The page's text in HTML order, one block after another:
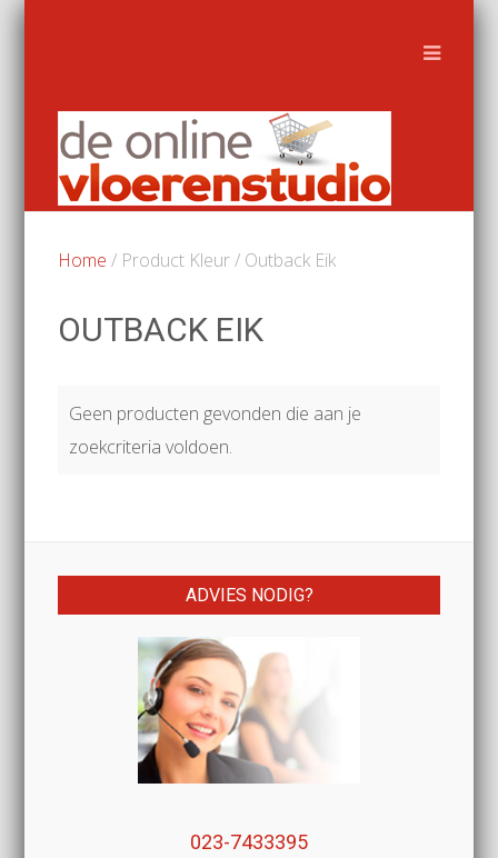
Home / Product Kleur / Outback Eik
OUTBACK EIK
Geen producten gevonden die aan je
zoekcriteria voldoen.
ADVIES NODIG?
023-7433395